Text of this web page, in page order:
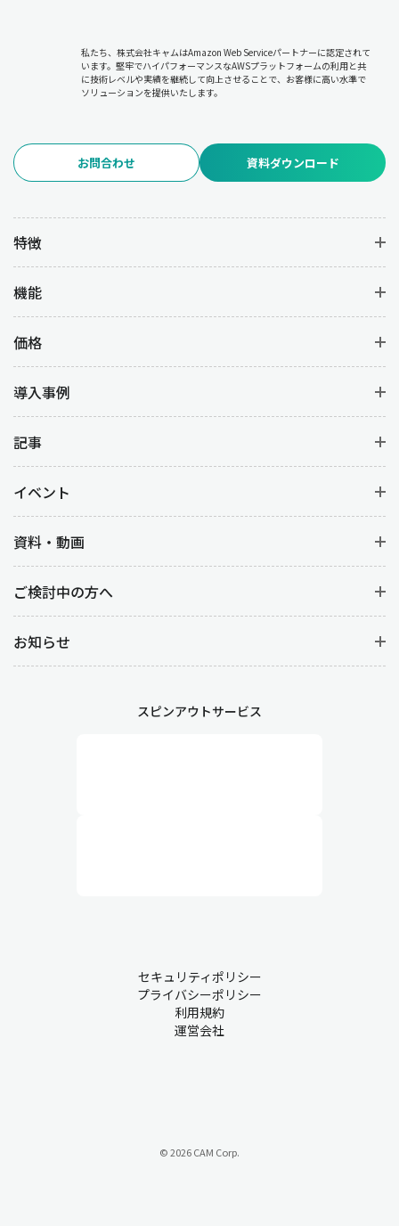
私たち、株式会社キャムはAmazon Web Serviceパートナーに認定されて
います。堅牢でハイパフォーマンスなAWSプラットフォームの利用と共
に技術レベルや実績を継続して向上させることで、お客様に高い水準で
ソリューションを提供いたします。
お問合わせ 資料ダウンロード
特徴
機能
価格
導入事例
記事
イベント
資料・動画
ご検討中の方へ
お知らせ
スピンアウトサービス
セキュリティポリシー
プライバシーポリシー
利用規約
運営会社
© 2026 CAM Corp.